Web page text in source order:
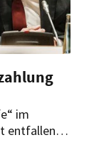
im
entfallen,